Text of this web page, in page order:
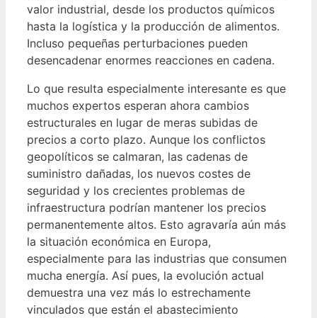
valor industrial, desde los productos químicos
hasta la logística y la producción de alimentos.
Incluso pequeñas perturbaciones pueden
desencadenar enormes reacciones en cadena.
Lo que resulta especialmente interesante es que
muchos expertos esperan ahora cambios
estructurales en lugar de meras subidas de
precios a corto plazo. Aunque los conflictos
geopolíticos se calmaran, las cadenas de
suministro dañadas, los nuevos costes de
seguridad y los crecientes problemas de
infraestructura podrían mantener los precios
permanentemente altos. Esto agravaría aún más
la situación económica en Europa,
especialmente para las industrias que consumen
mucha energía. Así pues, la evolución actual
demuestra una vez más lo estrechamente
vinculados que están el abastecimiento